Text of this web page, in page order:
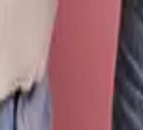
ideal für alle, die Wert auf beständige